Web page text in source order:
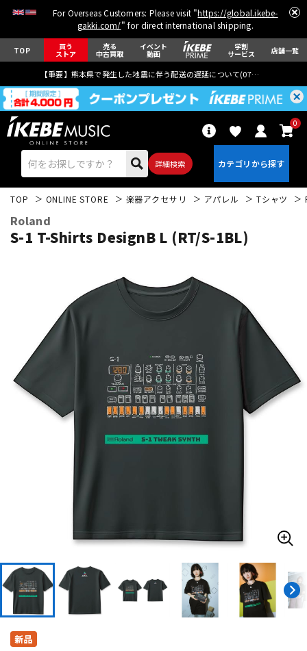
For Overseas Customers: Please visit "https://global.ikebe-
gakki.com/" for direct international shipping.
TOP 買う
ストア
売る
中古買取
イベント
動画
学割
サービス 店舗一覧
【重要】熊本県で発生した地震に伴う配送の遅延について(07月29日
詳細検索
0
ベース
パーカッション
キーボード
管楽器
エフェクター
DJ機器 DTM
TOP ONLINE STORE 楽器アクセサリ アパレル Tシャツ
Roland
S-1 T-Shirts DesignB L (RT/S-1BL)
新品